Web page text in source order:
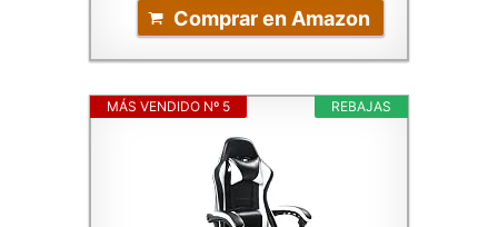
Comprar en Amazon
REBAJAS
MÁS VENDIDO Nº 5